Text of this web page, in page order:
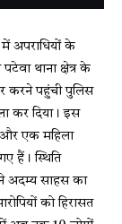
अपराधियों के
थाना क्षेत्र के
करने पहुंची पुलिस
कर दिया। इस
और एक महिला
हैं। स्थिति
अदम्य साहस का
को हिरासत